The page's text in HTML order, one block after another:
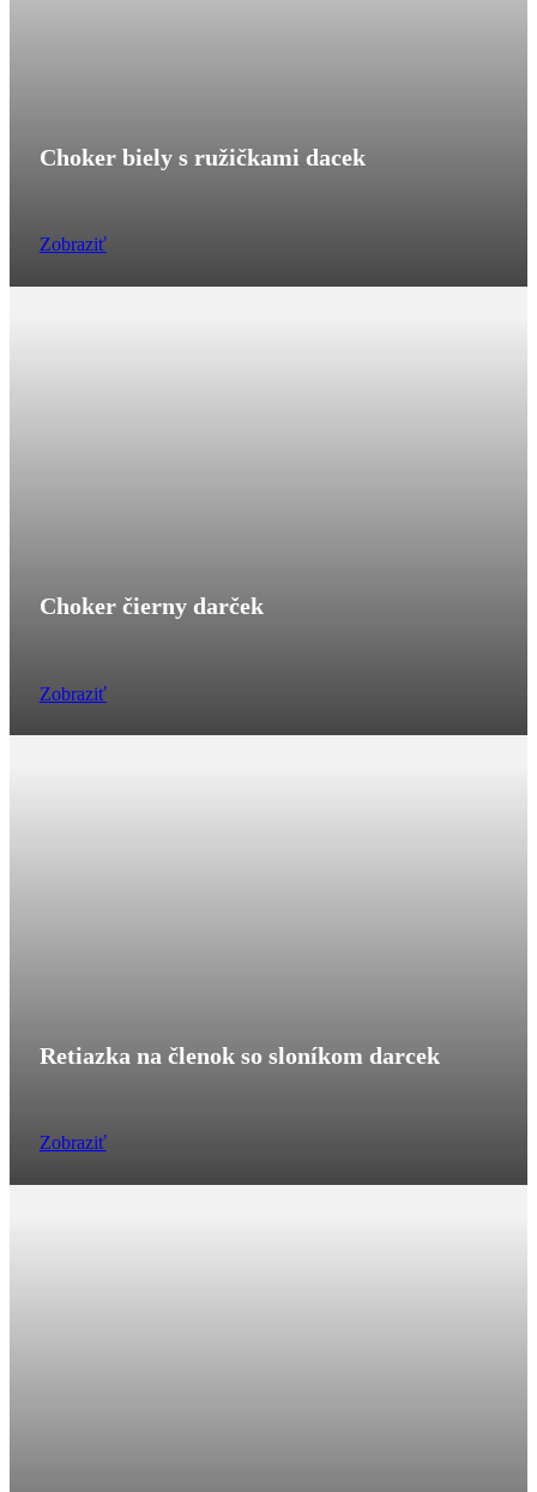
Choker biely s ružičkami dacek
Zobraziť
Choker čierny darček
Zobraziť
Retiazka na členok so sloníkom darcek
Zobraziť